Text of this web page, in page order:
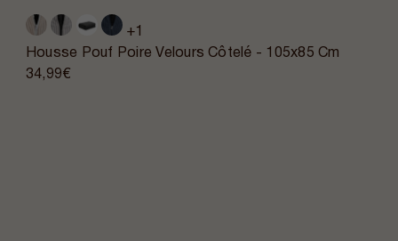
+1
Housse Pouf Poire Velours Côtelé - 105x85 Cm
34,99€